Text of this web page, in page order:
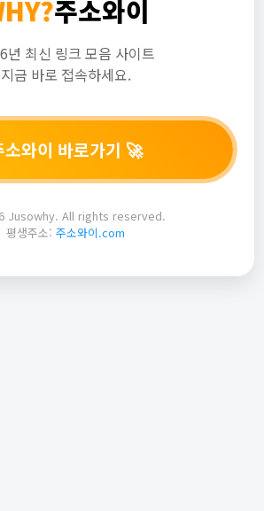
주소와이
년 최신 링크 모음 사이트
지금 바로 접속하세요.
소와이 바로가기 🚀
Jusowhy. All rights reserved.
평생주소: 주소와이.com